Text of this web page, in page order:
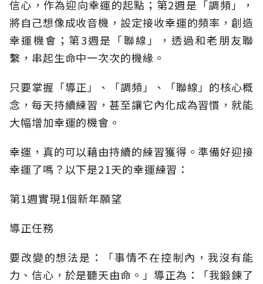
信心，作為迎向幸運的起點；第2週是「調頻」，
將自己想像成收音機，設定接收幸運的頻率，創造
幸運機會；第3週是「聯線」，透過和老朋友聯
繫，串起生命中一次次的機緣。
只要掌握「導正」、「調頻」、「聯線」的核心概
念，每天持續練習，甚至讓它內化成為習慣，就能
大幅增加幸運的機會。
幸運，真的可以藉由持續的練習獲得。準備好迎接
幸運了嗎？以下是21天的幸運練習：
第1週實現1個新年願望
導正任務
要改變的想法是：「事情不在控制內，我沒有能
力、信心，於是聽天由命。」導正為：「我鍛鍊了